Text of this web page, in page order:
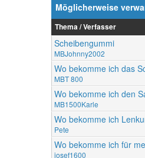
Möglicherweise
Thema / Verfasser
Scheibengummi
MBJohnny2002
Wo bekomme ich das
MBT 800
Wo bekomme ich den
MB1500Karle
Wo bekomme ich
Pete
Wo bekomme ich für
josef1600